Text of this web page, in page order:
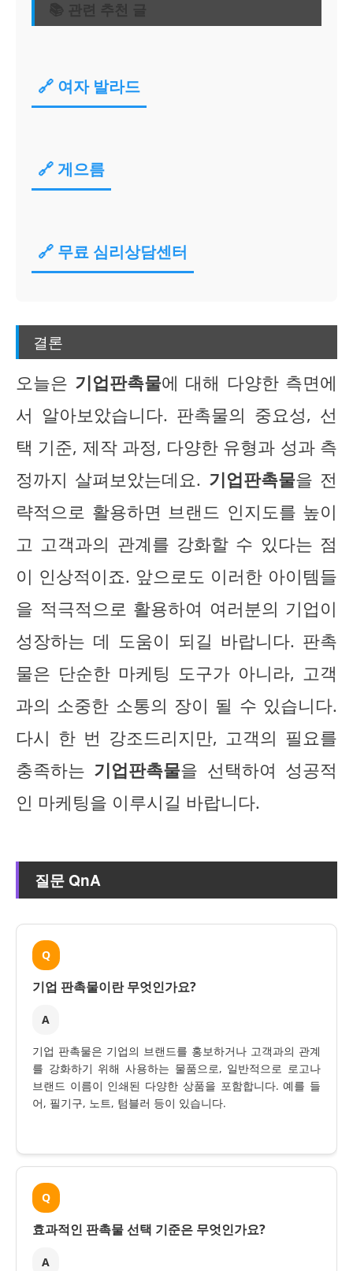
📚 관련 추천 글
🔗 여자 발라드
🔗 게으름
🔗 무료 심리상담센터
결론
오늘은 기업판촉물에 대해 다양한 측면에
서 알아보았습니다. 판촉물의 중요성, 선
택 기준, 제작 과정, 다양한 유형과 성과 측
정까지 살펴보았는데요. 기업판촉물을 전
략적으로 활용하면 브랜드 인지도를 높이
고 고객과의 관계를 강화할 수 있다는 점
이 인상적이죠. 앞으로도 이러한 아이템들
을 적극적으로 활용하여 여러분의 기업이
성장하는 데 도움이 되길 바랍니다. 판촉
물은 단순한 마케팅 도구가 아니라, 고객
과의 소중한 소통의 장이 될 수 있습니다.
다시 한 번 강조드리지만, 고객의 필요를
충족하는 기업판촉물을 선택하여 성공적
인 마케팅을 이루시길 바랍니다.
질문 QnA
Q
기업 판촉물이란 무엇인가요?
A
기업 판촉물은 기업의 브랜드를 홍보하거나 고객과의 관계
를 강화하기 위해 사용하는 물품으로, 일반적으로 로고나
브랜드 이름이 인쇄된 다양한 상품을 포함합니다. 예를 들
어, 필기구, 노트, 텀블러 등이 있습니다.
Q
효과적인 판촉물 선택 기준은 무엇인가요?
A